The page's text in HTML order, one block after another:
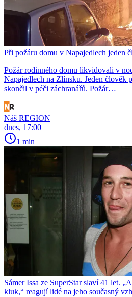
Při požáru domu v Napajedlech jeden
Požár rodinného domu likvidovali v
Napajedlech na Zlínsku. Jeden člověk
skončil v péči záchranářů. Požár…
Náš REGION
dnes, 17:00
1 min
Sámer Issa ze SuperStar slaví 41 let.
kluk,“ reagují lidé na jeho současný